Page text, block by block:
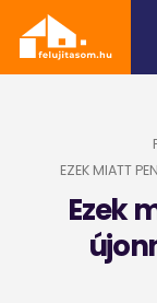
EZEK MIATT
Ezek